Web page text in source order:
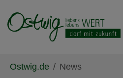
Ostwig.de News